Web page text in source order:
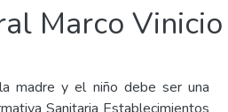
Marco Vinicio
madre y el niño debe ser una